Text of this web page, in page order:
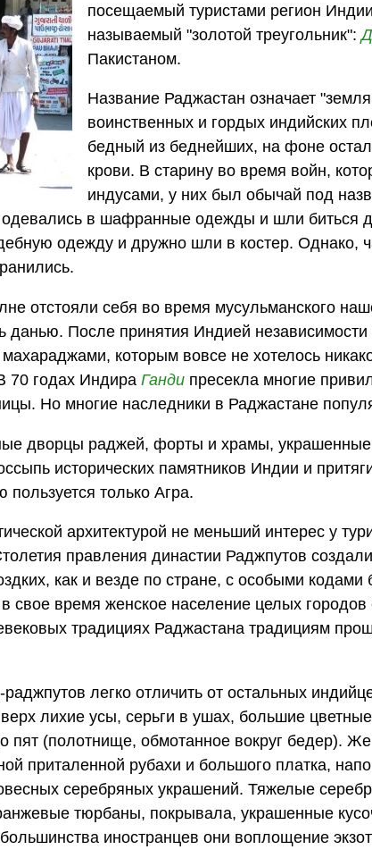
посещаемый туристами регион
называемый "золотой треугольник":
Пакистаном.
Название Раджастан означает
воинственных и гордых индийских
бедный из беднейших, на фоне
крови. В старину во время войн,
индусами, у них был обычай под
одевались в шафранные одежды и шли биться
одежду и дружно шли в костер. Однако,
отстояли себя во время мусульманского
данью. После принятия Индией
которым вовсе не хотелось
70 годах ИндираГанди пресекла многие
Но многие наследники в Раджастане
дворцы раджей, форты и храмы, украшенные
исторических памятников Индии и
пользуется только Агра.
архитектурой не меньший интерес у
правления династии Раджпутов
как и везде по стране, с особыми
свое время женское население целых
традициях Раджастана традициям
легко отличить от остальных
лихие усы, серьги в ушах, большие
пят (полотнище, обмотанное вокруг бедер).
приталенной рубахи и большого платка,
серебряных украшений. Тяжелые
тюрбаны, покрывала, украшенные
иностранцев они воплощение